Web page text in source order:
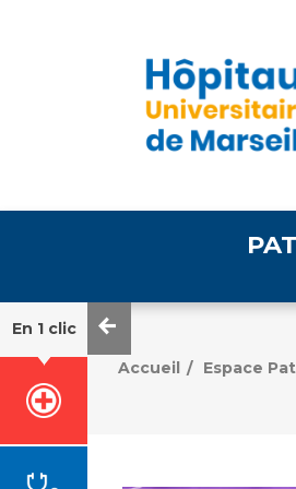
Informations
Égalité
En 1 clic
Accueil / Espace